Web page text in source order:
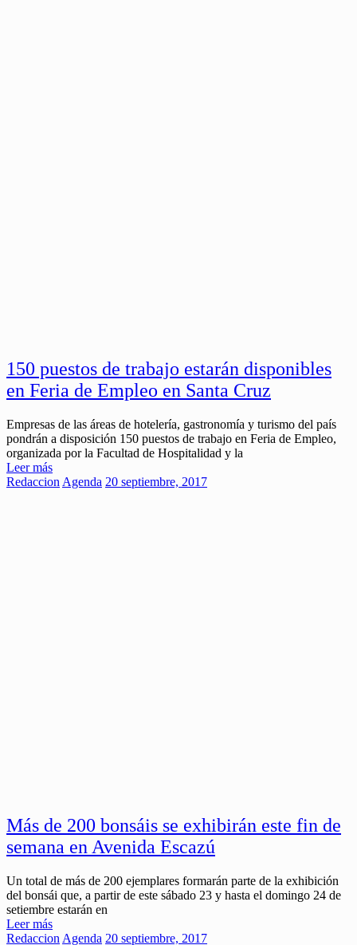
150 puestos de trabajo estarán disponibles
en Feria de Empleo en Santa Cruz
Empresas de las áreas de hotelería, gastronomía y turismo del país
pondrán a disposición 150 puestos de trabajo en Feria de Empleo,
organizada por la Facultad de Hospitalidad y la
Leer más
Redaccion Agenda 20 septiembre, 2017
Más de 200 bonsáis se exhibirán este fin de
semana en Avenida Escazú
Un total de más de 200 ejemplares formarán parte de la exhibición
del bonsái que, a partir de este sábado 23 y hasta el domingo 24 de
setiembre estarán en
Leer más
Redaccion Agenda 20 septiembre, 2017